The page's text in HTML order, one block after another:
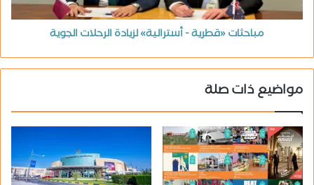
مباحثات «قطرية - أسترالية» لزيادة الرحلات الجوية
مواضيع ذات صلة